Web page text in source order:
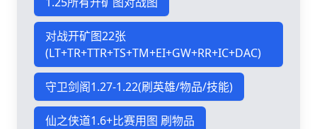
对战开矿图22张
(LT+TR+TTR+TS+TM+EI+GW+RR+IC+DAC)
守卫剑阁1.27-1.22(刷英雄/物品/技能)
仙之侠道1.6+比赛用图 刷物品